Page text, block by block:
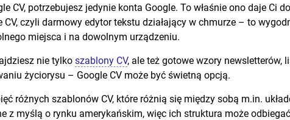
CV, potrzebujesz jedynie konta Google. To właśnie ono daje Ci
CV, czyli darmowy edytor tekstu działający w chmurze – to
miejsca i na dowolnym urządzeniu.
nie tylko szablony CV, ale też gotowe wzory newsletterów,
życiorysu – Google CV może być świetną opcją.
różnych szablonów CV, które różnią się między sobą m.in.
z myślą o rynku amerykańskim, więc ich struktura może